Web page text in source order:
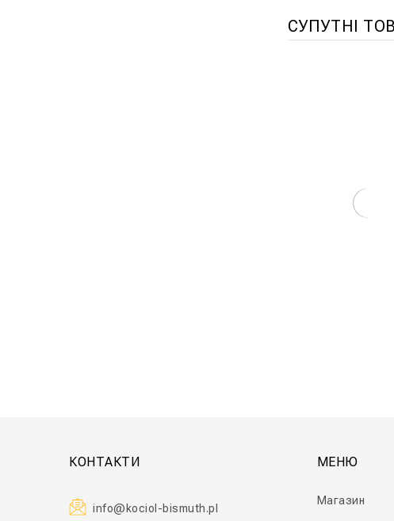
СУПУТНІ
КОНТАКТИ
info@kociol-bismuth.pl
МЕНЮ
Магазин